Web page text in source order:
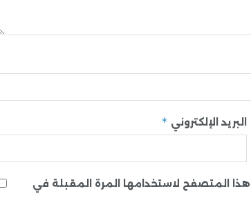
البريد الإلكتروني *
هذا المتصفح لاستخدامها المرة المقبلة في